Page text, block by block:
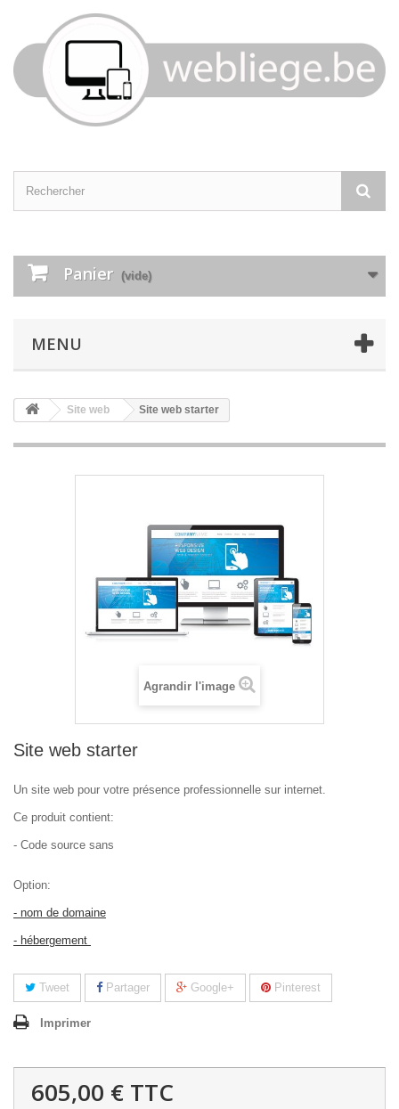
Panier (vide)
MENU
Site web Site web starter
Agrandir l'image
Site web starter
Un site web pour votre présence professionnelle sur internet.
Ce produit contient:
- Code source sans
Option:
- nom de domaine
- hébergement
Tweet Partager Google+ Pinterest
Imprimer
605,00 € TTC